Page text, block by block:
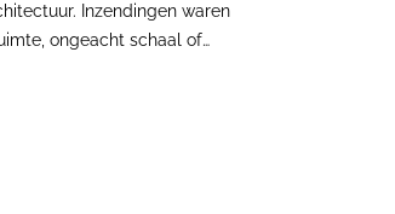
Inzendingen waren
ongeacht schaal of